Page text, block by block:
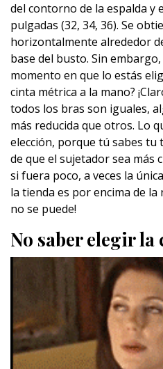
del contorno de la espalda y
pulgadas (32, 34, 36). Se
horizontalmente alrededor
base del busto. Sin
momento en que lo estás
cinta métrica a la mano?
todos los bras son iguales,
más reducida que otros. Lo
elección, porque tú sabes
de que el sujetador sea más
si fuera poco, a veces la
la tienda es por encima de
no se puede!
No saber elegir la